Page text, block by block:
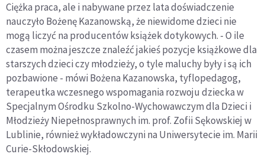
Ciężka praca, ale i nabywane przez lata doświadczenie
nauczyło Bożenę Kazanowską, że niewidome dzieci nie
mogą liczyć na producentów książek dotykowych. - O ile
czasem można jeszcze znaleźć jakieś pozycje książkowe dla
starszych dzieci czy młodzieży, o tyle maluchy były i są ich
pozbawione - mówi Bożena Kazanowska, tyflopedagog,
terapeutka wczesnego wspomagania rozwoju dziecka w
Specjalnym Ośrodku Szkolno-Wychowawczym dla Dzieci i
Młodzieży Niepełnosprawnych im. prof. Zofii Sękowskiej w
Lublinie, również wykładowczyni na Uniwersytecie im. Marii
Curie-Skłodowskiej.